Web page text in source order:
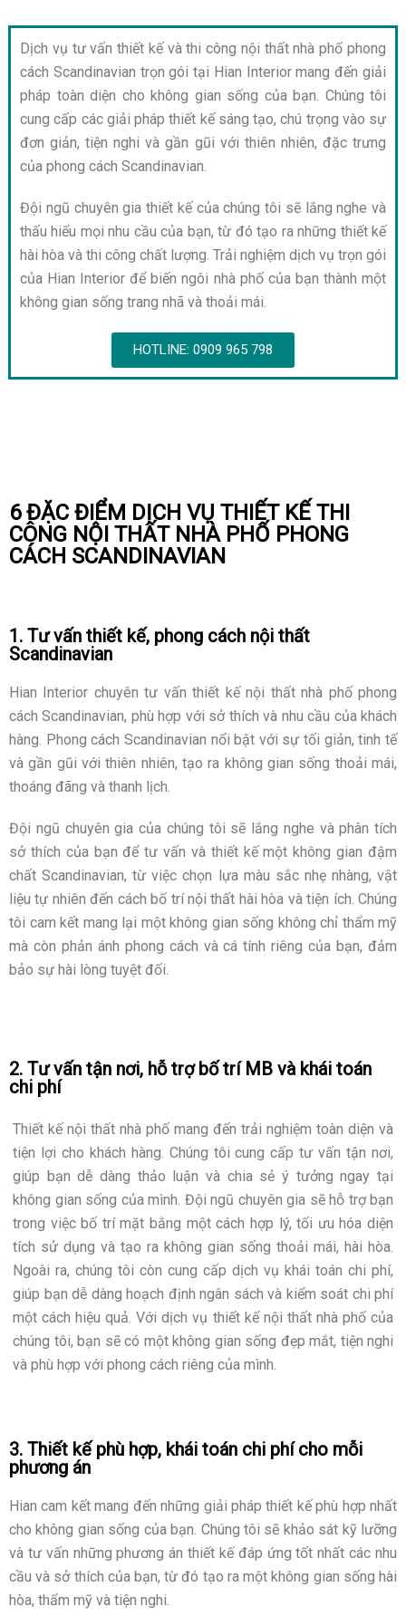
Dịch vụ tư vấn thiết kế và thi công nội thất nhà phố phong
cách Scandinavian trọn gói tại Hian Interior mang đến giải
pháp toàn diện cho không gian sống của bạn. Chúng tôi
cung cấp các giải pháp thiết kế sáng tạo, chú trọng vào sự
đơn giản, tiện nghi và gần gũi với thiên nhiên, đặc trưng
của phong cách Scandinavian.
Đội ngũ chuyên gia thiết kế của chúng tôi sẽ lắng nghe và
thấu hiểu mọi nhu cầu của bạn, từ đó tạo ra những thiết kế
hài hòa và thi công chất lượng. Trải nghiệm dịch vụ trọn gói
của Hian Interior để biến ngôi nhà phố của bạn thành một
không gian sống trang nhã và thoải mái.
HOTLINE: 0909 965 798
6 ĐẶC ĐIỂM DỊCH VỤ THIẾT KẾ THI
CÔNG NỘI THẤT NHÀ PHỐ PHONG
CÁCH SCANDINAVIAN
1. Tư vấn thiết kế, phong cách nội thất
Scandinavian
Hian Interior chuyên tư vấn thiết kế nội thất nhà phố phong
cách Scandinavian, phù hợp với sở thích và nhu cầu của khách
hàng. Phong cách Scandinavian nổi bật với sự tối giản, tinh tế
và gần gũi với thiên nhiên, tạo ra không gian sống thoải mái,
thoáng đãng và thanh lịch.
Đội ngũ chuyên gia của chúng tôi sẽ lắng nghe và phân tích
sở thích của bạn để tư vấn và thiết kế một không gian đậm
chất Scandinavian, từ việc chọn lựa màu sắc nhẹ nhàng, vật
liệu tự nhiên đến cách bố trí nội thất hài hòa và tiện ích. Chúng
tôi cam kết mang lại một không gian sống không chỉ thẩm mỹ
mà còn phản ánh phong cách và cá tính riêng của bạn, đảm
bảo sự hài lòng tuyệt đối.
2. Tư vấn tận nơi, hỗ trợ bố trí MB và khái toán
chi phí
Thiết kế nội thất nhà phố mang đến trải nghiệm toàn diện và
tiện lợi cho khách hàng. Chúng tôi cung cấp tư vấn tận nơi,
giúp bạn dễ dàng thảo luận và chia sẻ ý tưởng ngay tại
không gian sống của mình. Đội ngũ chuyên gia sẽ hỗ trợ bạn
trong việc bố trí mặt bằng một cách hợp lý, tối ưu hóa diện
tích sử dụng và tạo ra không gian sống thoải mái, hài hòa.
Ngoài ra, chúng tôi còn cung cấp dịch vụ khái toán chi phí,
giúp bạn dễ dàng hoạch định ngân sách và kiểm soát chi phí
một cách hiệu quả. Với dịch vụ thiết kế nội thất nhà phố của
chúng tôi, bạn sẽ có một không gian sống đẹp mắt, tiện nghi
và phù hợp với phong cách riêng của mình.
3. Thiết kế phù hợp, khái toán chi phí cho mỗi
phương án
Hian cam kết mang đến những giải pháp thiết kế phù hợp nhất
cho không gian sống của bạn. Chúng tôi sẽ khảo sát kỹ lưỡng
và tư vấn những phương án thiết kế đáp ứng tốt nhất các nhu
cầu và sở thích của bạn, từ đó tạo ra một không gian sống hài
hòa, thẩm mỹ và tiện nghi.